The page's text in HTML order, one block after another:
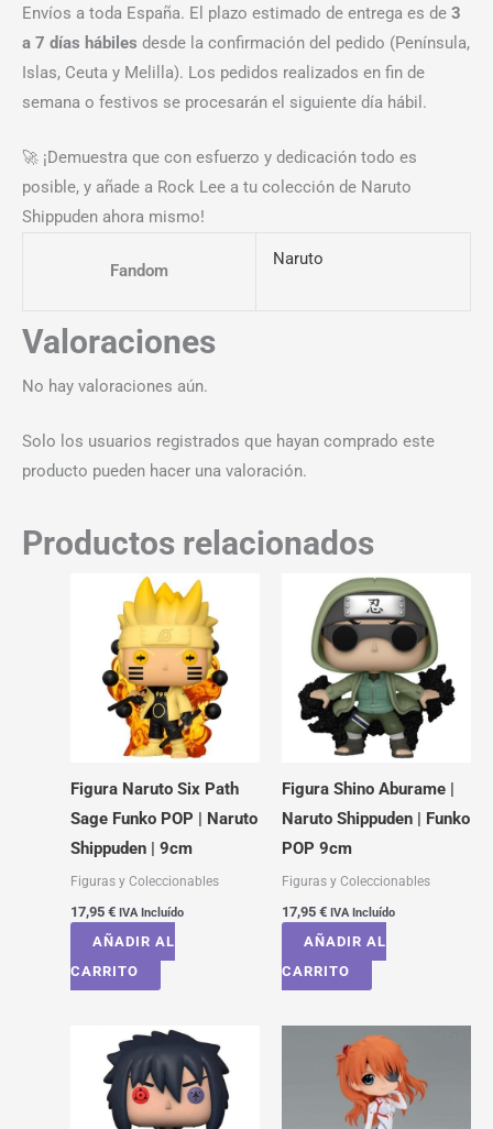
Envíos a toda España. El plazo estimado de entrega es de 3
a 7 días hábiles desde la confirmación del pedido (Península,
Islas, Ceuta y Melilla). Los pedidos realizados en fin de
semana o festivos se procesarán el siguiente día hábil.
🚀 ¡Demuestra que con esfuerzo y dedicación todo es
posible, y añade a Rock Lee a tu colección de Naruto
Shippuden ahora mismo!
Fandom
Naruto
Valoraciones
No hay valoraciones aún.
Solo los usuarios registrados que hayan comprado este
producto pueden hacer una valoración.
Productos relacionados
Figura Naruto Six Path
Sage Funko POP | Naruto
Shippuden | 9cm
Figuras y Coleccionables
17,95 € IVA Incluído
AÑADIR AL
CARRITO
Figura Shino Aburame |
Naruto Shippuden | Funko
POP 9cm
Figuras y Coleccionables
17,95 € IVA Incluído
AÑADIR AL
CARRITO